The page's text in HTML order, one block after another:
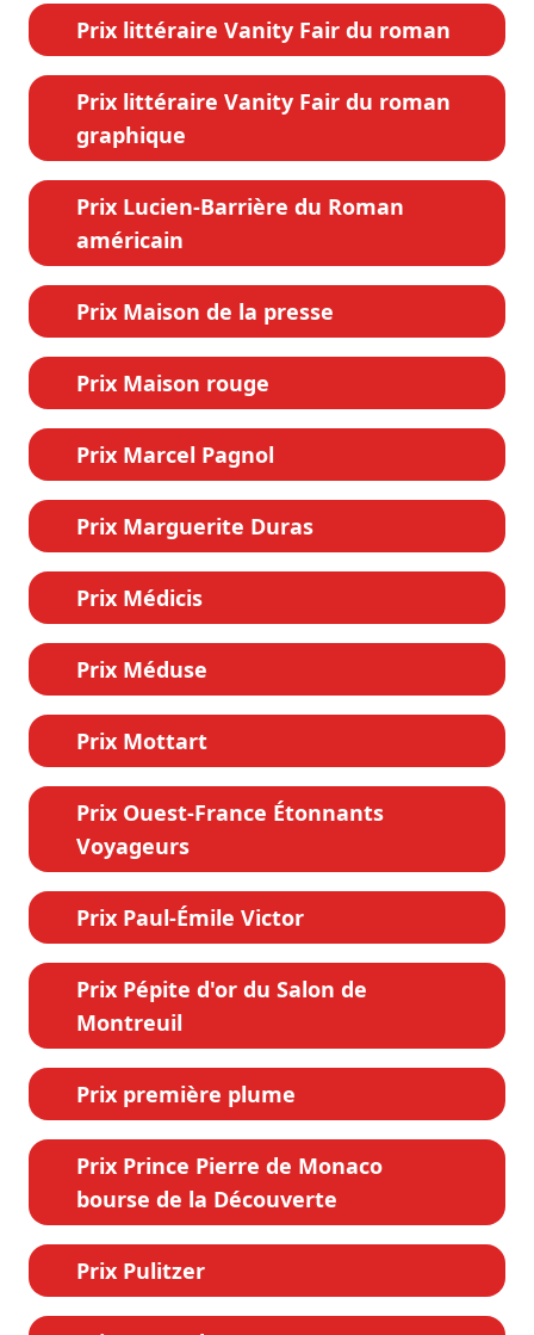
Prix littéraire Vanity Fair du roman
Prix littéraire Vanity Fair du roman
graphique
Prix Lucien-Barrière du Roman
américain
Prix Maison de la presse
Prix Maison rouge
Prix Marcel Pagnol
Prix Marguerite Duras
Prix Médicis
Prix Méduse
Prix Mottart
Prix Ouest-France Étonnants
Voyageurs
Prix Paul-Émile Victor
Prix Pépite d'or du Salon de
Montreuil
Prix première plume
Prix Prince Pierre de Monaco
bourse de la Découverte
Prix Pulitzer